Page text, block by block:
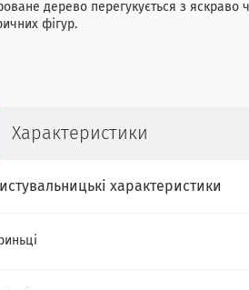
дерево перегукується з
фігур.
Характеристики
характеристики